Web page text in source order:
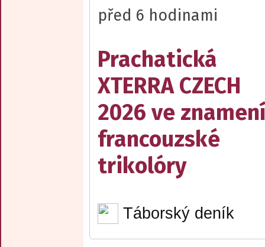
před 6 hodinami
Prachatická
XTERRA CZECH
2026 ve znamení
francouzské
trikolóry
Táborský deník